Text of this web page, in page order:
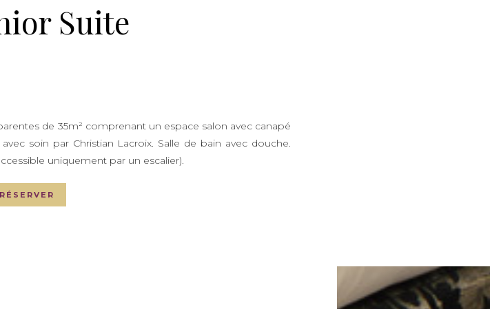
Suite
de 35m² comprenant un espace salon avec canapé
soin par Christian Lacroix. Salle de bain avec douche.
uniquement par un escalier).
RÉSERVER